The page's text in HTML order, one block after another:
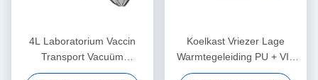
4L Laboratorium Vaccin
Transport Vacuüm
Geïsoleerd Paneel VPU
Koelkast Vriezer Lage
Warmtegeleiding PU + VIP
Vacuüm Geïsoleerd Paneel